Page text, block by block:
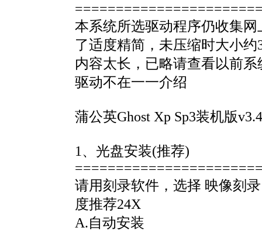
本系统所选驱动程序仍收集
了适度精简，未压缩时大小
内容太长，已略请查看以前
驱动不在一一介绍
蒲公英Ghost Xp Sp3装机版
1、光盘安装(推荐)
请用刻录软件，选择 映像刻
度推荐24X
A.自动安装